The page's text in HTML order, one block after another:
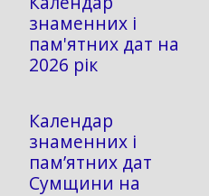
знаменних і
пам'ятних дат на
2026 рік
Календар
знаменних і
пам’ятних дат
Сумщини на